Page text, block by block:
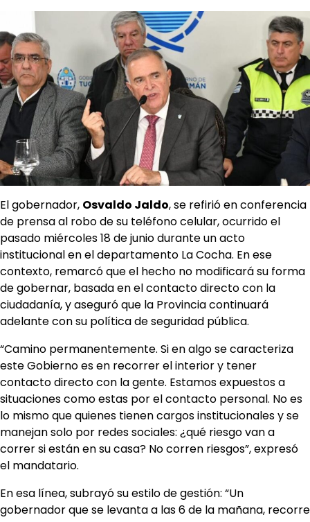
El gobernador, Osvaldo Jaldo, se refirió en conferencia
de prensa al robo de su teléfono celular, ocurrido el
pasado miércoles 18 de junio durante un acto
institucional en el departamento La Cocha. En ese
contexto, remarcó que el hecho no modificará su forma
de gobernar, basada en el contacto directo con la
ciudadanía, y aseguró que la Provincia continuará
adelante con su política de seguridad pública.
“Camino permanentemente. Si en algo se caracteriza
este Gobierno es en recorrer el interior y tener
contacto directo con la gente. Estamos expuestos a
situaciones como estas por el contacto personal. No es
lo mismo que quienes tienen cargos institucionales y se
manejan solo por redes sociales: ¿qué riesgo van a
correr si están en su casa? No corren riesgos”, expresó
el mandatario.
En esa línea, subrayó su estilo de gestión: “Un
gobernador que se levanta a las 6 de la mañana, recorre